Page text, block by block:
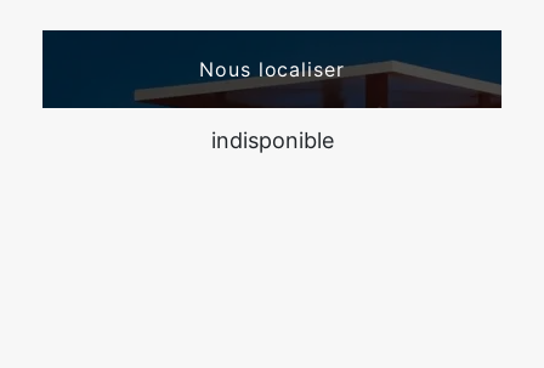
Nous localiser
indisponible